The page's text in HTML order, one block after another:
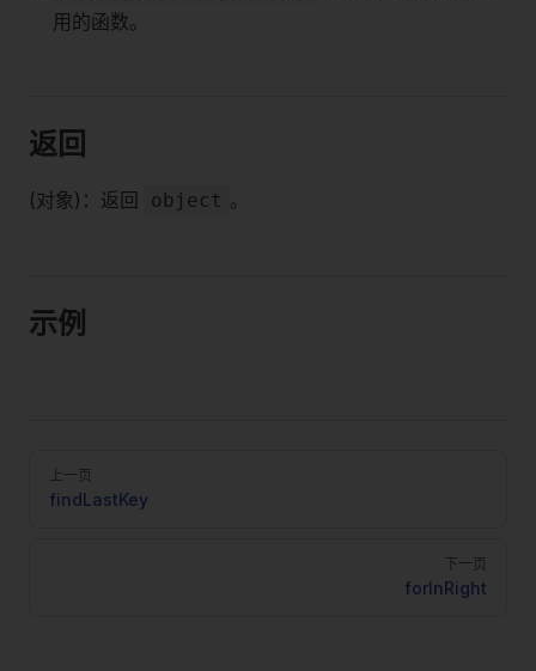
用的函数。
返回
(对象)：返回 object 。
示例
Pager
上一页
findLastKey
下一页
forInRight